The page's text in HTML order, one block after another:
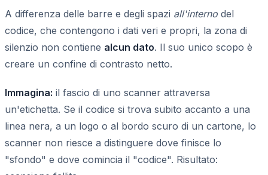
A differenza delle barre e degli spazi all'interno del
codice, che contengono i dati veri e propri, la zona di
silenzio non contiene alcun dato. Il suo unico scopo è
creare un confine di contrasto netto.
Immagina: il fascio di uno scanner attraversa
un'etichetta. Se il codice si trova subito accanto a una
linea nera, a un logo o al bordo scuro di un cartone, lo
scanner non riesce a distinguere dove finisce lo
"sfondo" e dove comincia il "codice". Risultato: